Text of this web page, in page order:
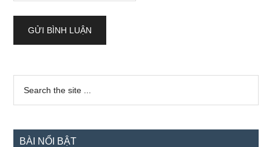
Sidebar
chính
...
BÀI NỔI BẬT